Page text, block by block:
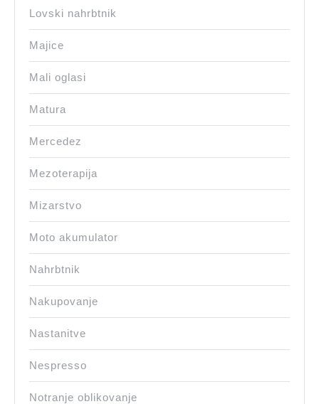
Lovski nahrbtnik
Majice
Mali oglasi
Matura
Mercedez
Mezoterapija
Mizarstvo
Moto akumulator
Nahrbtnik
Nakupovanje
Nastanitve
Nespresso
Notranje oblikovanje